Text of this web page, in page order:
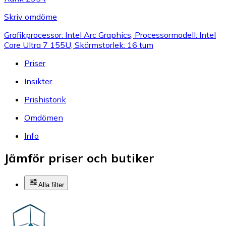
Skriv omdöme
Grafikprocessor: Intel Arc Graphics, Processormodell: Intel
Core Ultra 7 155U, Skärmstorlek: 16 tum
Priser
Insikter
Prishistorik
Omdömen
Info
Jämför priser och butiker
Alla filter